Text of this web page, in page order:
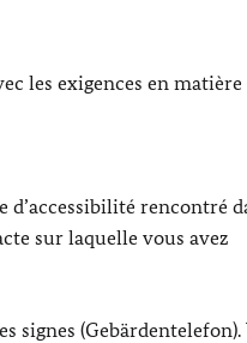
les exigences en matière
d’accessibilité rencontré
sur laquelle vous avez
signes (Gebärdentelefon).